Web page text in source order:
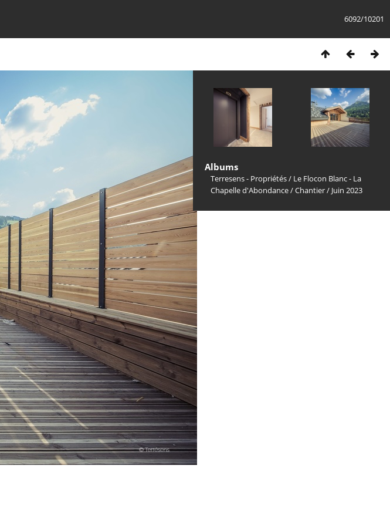
6092/10201
Albums
Terresens - Propriétés/ Le Flocon Blanc - La
Chapelle d'Abondance/Chantier/ Juin 2023